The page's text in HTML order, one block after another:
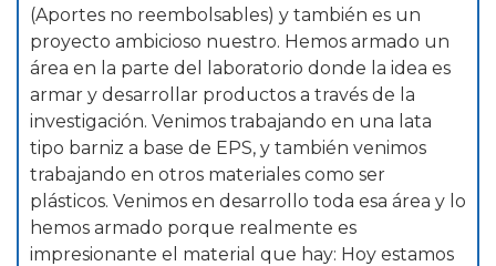
(Aportes no reembolsables) y también es un
proyecto ambicioso nuestro. Hemos armado un
área en la parte del laboratorio donde la idea es
armar y desarrollar productos a través de la
investigación. Venimos trabajando en una lata
tipo barniz a base de EPS, y también venimos
trabajando en otros materiales como ser
plásticos. Venimos en desarrollo toda esa área y lo
hemos armado porque realmente es
impresionante el material que hay: Hoy estamos